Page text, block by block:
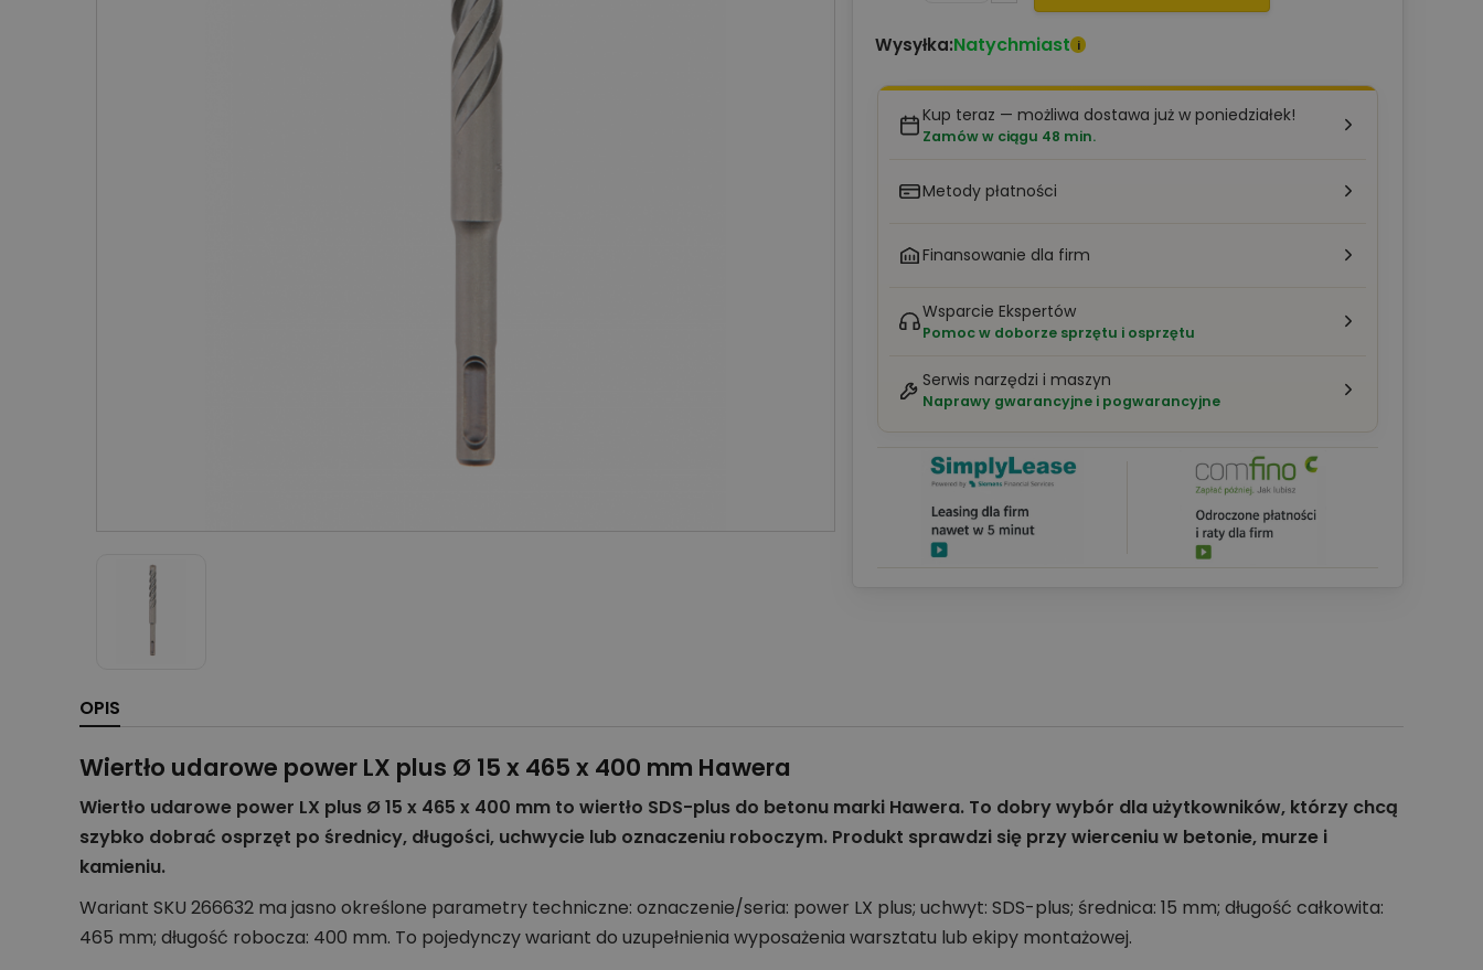
Wysyłka:Natychmiast i
Kup teraz — możliwa dostawa już w poniedziałek!
Zamów w ciągu 48 min.
Metody płatności
Finansowanie dla firm
Wsparcie Ekspertów
Pomoc w doborze sprzętu i osprzętu
Serwis narzędzi i maszyn
Naprawy gwarancyjne i pogwarancyjne
OPIS
Wiertło udarowe power LX plus Ø 15 x 465 x 400 mm Hawera
Wiertło udarowe power LX plus Ø 15 x 465 x 400 mm to wiertło SDS-plus do betonu marki Hawera. To dobry wybór dla użytkowników, którzy chcą
szybko dobrać osprzęt po średnicy, długości, uchwycie lub oznaczeniu roboczym. Produkt sprawdzi się przy wierceniu w betonie, murze i
kamieniu.
Wariant SKU 266632 ma jasno określone parametry techniczne: oznaczenie/seria: power LX plus; uchwyt: SDS-plus; średnica: 15 mm; długość całkowita:
465 mm; długość robocza: 400 mm. To pojedynczy wariant do uzupełnienia wyposażenia warsztatu lub ekipy montażowej.